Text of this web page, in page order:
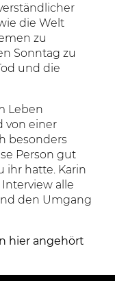
die Welt
zu
Sonntag zu
und die
Leben
von einer
besonders
Person gut
ihr hatte. Karin
alle
den Umgang
hier angehört